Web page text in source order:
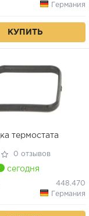
Германия
КУПИТЬ
термостата
0 отзывов
сегодня
448.470
Германия